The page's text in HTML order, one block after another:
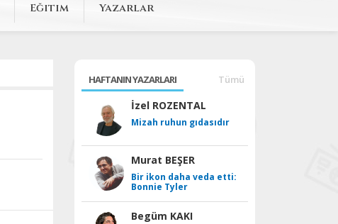
Eğitim Yazarlar
HAFTANIN YAZARLARI Tümü
İzel ROZENTAL
Mizah ruhun gıdasıdır
Murat BEŞER
Bir ikon daha veda etti:
Bonnie Tyler
Begüm KAKI